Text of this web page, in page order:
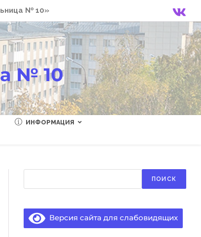
№ 10»
ИНФОРМАЦИЯ
ПОИСК
Версия сайта для слабовидящих